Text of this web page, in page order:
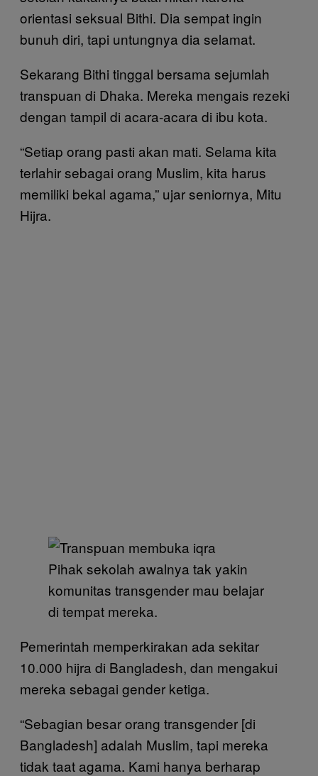
orientasi seksual Bithi. Dia sempat ingin
bunuh diri, tapi untungnya dia selamat.
Sekarang Bithi tinggal bersama sejumlah
transpuan di Dhaka. Mereka mengais rezeki
dengan tampil di acara-acara di ibu kota.
“Setiap orang pasti akan mati. Selama kita
terlahir sebagai orang Muslim, kita harus
memiliki bekal agama,” ujar seniornya, Mitu
Hijra.
Pihak sekolah awalnya tak yakin
komunitas transgender mau belajar
di tempat mereka.
Pemerintah memperkirakan ada sekitar
10.000 hijra di Bangladesh, dan mengakui
mereka sebagai gender ketiga.
“Sebagian besar orang transgender [di
Bangladesh] adalah Muslim, tapi mereka
tidak taat agama. Kami hanya berharap